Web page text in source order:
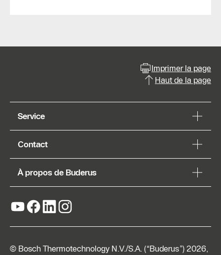
Imprimer la page
Haut de la page
Service
Contact
À propos de Buderus
© Bosch Thermotechnology N.V./S.A. (“Buderus”) 2026,